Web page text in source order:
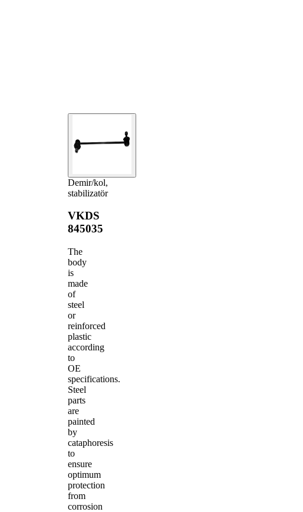
Demir/kol,
stabilizatör
VKDS
845035
The
body
is
made
of
steel
or
reinforced
plastic
according
to
OE
specifications.
Steel
parts
are
painted
by
cataphoresis
to
ensure
optimum
protection
from
corrosion